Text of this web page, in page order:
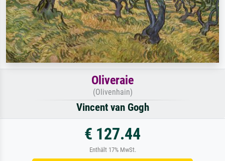
Oliveraie
(Olivenhain)
Vincent van Gogh
€ 127.44
Enthält 17% MwSt.